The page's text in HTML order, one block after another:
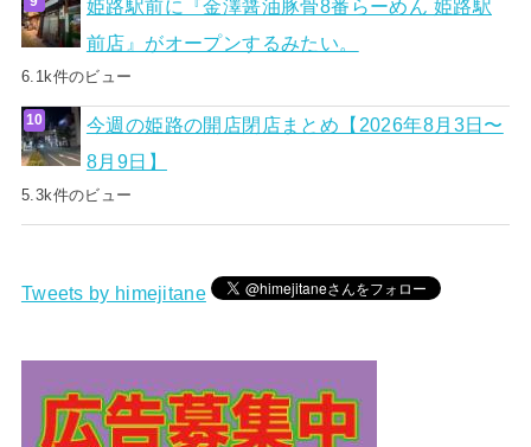
姫路駅前に『金澤醤油豚骨8番らーめん 姫路駅
前店』がオープンするみたい。
6.1k件のビュー
今週の姫路の開店閉店まとめ【2026年8月3日〜
8月9日】
5.3k件のビュー
Tweets by himejitane